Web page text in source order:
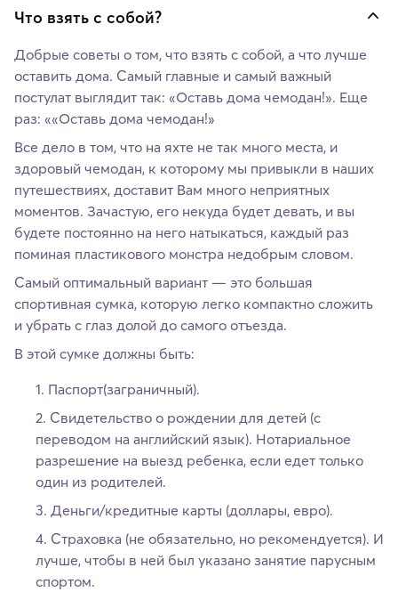
Что взять с собой?
Добрые советы о том, что взять с собой, а что лучше
оставить дома. Самый главные и самый важный
постулат выглядит так: «Оставь дома чемодан!». Еще
раз: ««Оставь дома чемодан!»
Все дело в том, что на яхте не так много места, и
здоровый чемодан, к которому мы привыкли в наших
путешествиях, доставит Вам много неприятных
моментов. Зачастую, его некуда будет девать, и вы
будете постоянно на него натыкаться, каждый раз
поминая пластикового монстра недобрым словом.
Самый оптимальный вариант — это большая
спортивная сумка, которую легко компактно сложить
и убрать с глаз долой до самого отъезда.
В этой сумке должны быть:
Паспорт(заграничный).
Свидетельство о рождении для детей (с
переводом на английский язык). Нотариальное
разрешение на выезд ребенка, если едет только
один из родителей.
Деньги/кредитные карты (доллары, евро).
Страховка (не обязательно, но рекомендуется). И
лучше, чтобы в ней был указано занятие парусным
спортом.